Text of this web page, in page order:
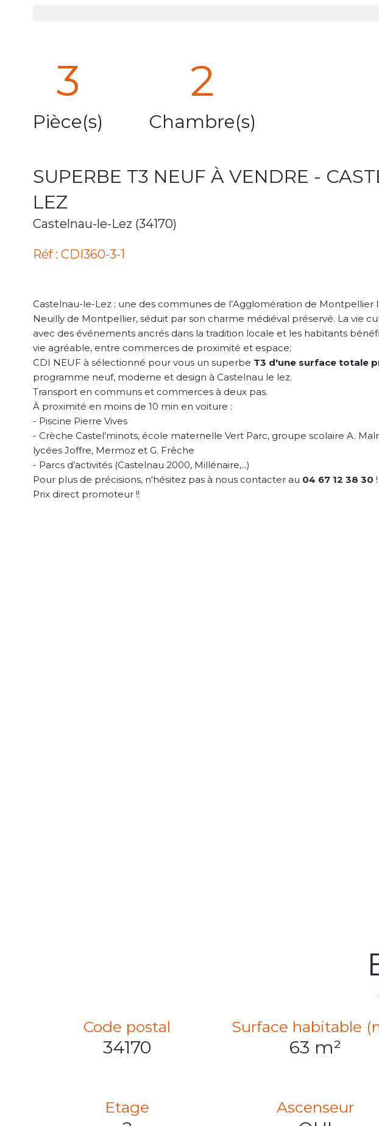
3
Pièce(s)
2
Chambre(s)
SUPERBE T3 NEUF À VENDRE -
LEZ
Castelnau-le-Lez (34170)
Réf : CDI360-3-1
Castelnau-le-Lez : une des communes de l’Agglomération de Montpellier
Neuilly de Montpellier, séduit par son charme médiéval préservé. La vie
avec des événements ancrés dans la tradition locale et les habitants
vie agréable, entre commerces de proximité et espace;
CDI NEUF à sélectionné pour vous un superbe T3 d'une surface totale
programme neuf, moderne et design à Castelnau le lez.
Transport en communs et commerces à deux pas.
À proximité en moins de 10 min en voiture :
- Piscine Pierre Vives
- Crèche Castel’minots, école maternelle Vert Parc, groupe scolaire A.
lycées Joffre, Mermoz et G. Frêche
- Parcs d’activités (Castelnau 2000, Millénaire,...)
Pour plus de précisions, n'hésitez pas à nous contacter au 04 67 12 38 30 !
Prix direct promoteur !!
Code postal
34170
Surface habitable
63 m²
Etage Ascenseur